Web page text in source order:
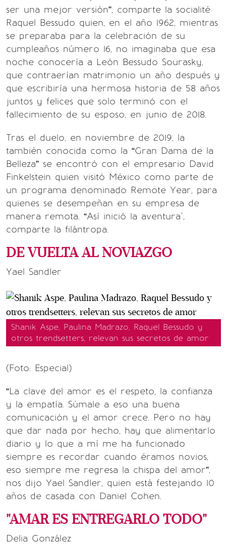
ser una mejor versión”, comparte la socialité
Raquel Bessudo quien, en el año 1962, mientras
se preparaba para la celebración de su
cumpleaños número 16, no imaginaba que esa
noche conocería a León Bessudo Sourasky,
que contraerían matrimonio un año después y
que escribiría una hermosa historia de 58 años
juntos y felices que solo terminó con el
fallecimiento de su esposo, en junio de 2018.
Tras el duelo, en noviembre de 2019, la
también conocida como la “Gran Dama de la
Belleza” se encontró con el empresario David
Finkelstein quien visitó México como parte de
un programa denominado Remote Year, para
quienes se desempeñan en su empresa de
manera remota. “Así inició la aventura",
comparte la filántropa.
DE VUELTA AL NOVIAZGO
Yael Sandler
Shanik Aspe, Paulina Madrazo, Raquel Bessudo y
otros trendsetters, relevan sus secretos de amor
(Foto: Especial)
“La clave del amor es el respeto, la confianza
y la empatía. Súmale a eso una buena
comunicación y el amor crece. Pero no hay
que dar nada por hecho, hay que alimentarlo
diario y lo que a mí me ha funcionado
siempre es recordar cuando éramos novios,
eso siempre me regresa la chispa del amor”,
nos dijo Yael Sandler, quien está festejando 10
años de casada con Daniel Cohen.
"AMAR ES ENTREGARLO TODO"
Delia González